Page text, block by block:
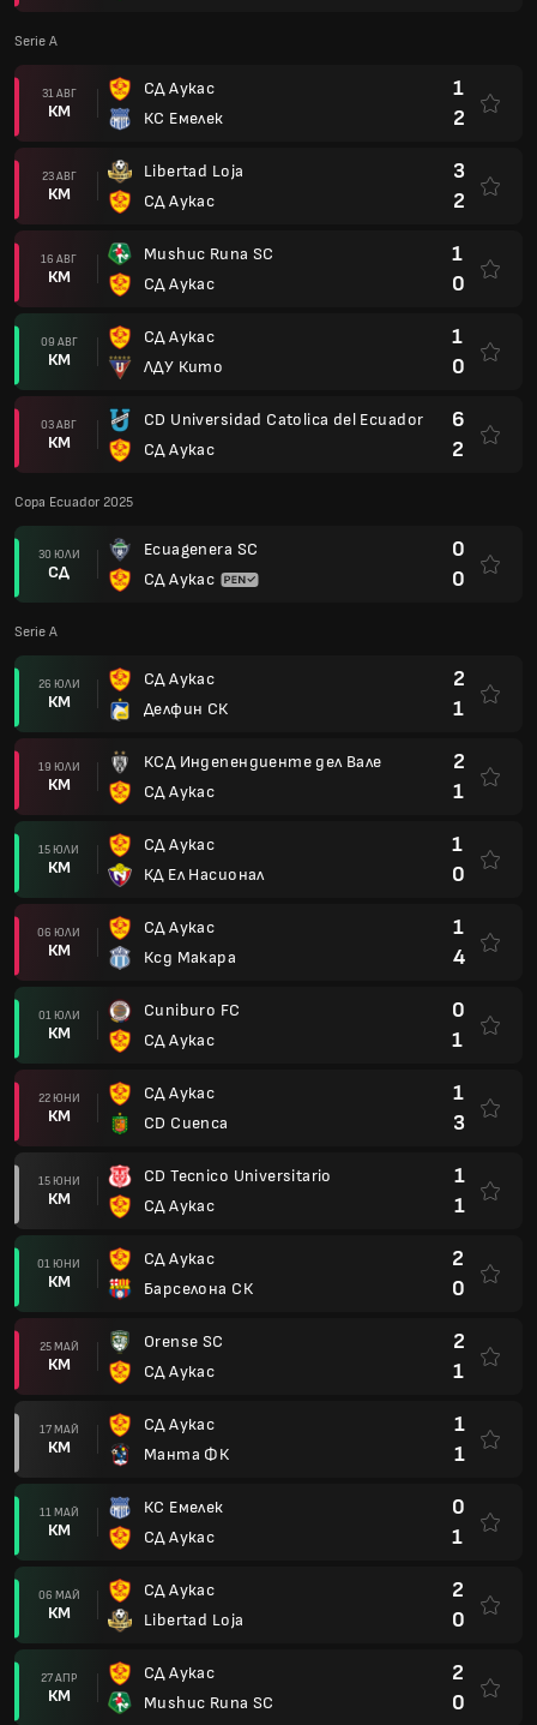
Serie A
31 АВГ
КМ
СД Аукас
КС Емелек
1
2
23 АВГ
КМ
Libertad Loja
СД Аукас
3
2
16 АВГ
КМ
Mushuc Runa SC
СД Аукас
1
0
09 АВГ
КМ
СД Аукас
ЛДУ Кито
1
0
03 АВГ
КМ
CD Universidad Catolica del Ecuador
СД Аукас
6
2
Copa Ecuador 2025
30 ЮЛИ
СД
Ecuagenera SC
СД Аукас
0
0
Serie A
26 ЮЛИ
КМ
СД Аукас
Делфин СК
2
1
19 ЮЛИ
КМ
КСД Индепендиенте дел Вале
СД Аукас
2
1
15 ЮЛИ
КМ
СД Аукас
КД Ел Насионал
1
0
06 ЮЛИ
КМ
СД Аукас
Ксд Макара
1
4
01 ЮЛИ
КМ
Cuniburo FC
СД Аукас
0
1
22 ЮНИ
КМ
СД Аукас
CD Cuenca
1
3
15 ЮНИ
КМ
CD Tecnico Universitario
СД Аукас
1
1
01 ЮНИ
КМ
СД Аукас
Барселона СК
2
0
25 МАЙ
КМ
Orense SC
СД Аукас
2
1
17 МАЙ
КМ
СД Аукас
Манта ФК
1
1
11 МАЙ
КМ
КС Емелек
СД Аукас
0
1
06 МАЙ
КМ
СД Аукас
Libertad Loja
2
0
27 АПР
КМ
СД Аукас
Mushuc Runa SC
2
0